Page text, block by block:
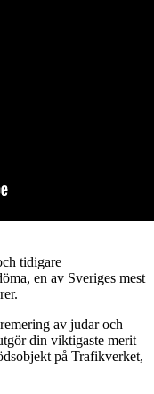
tidigare
en av Sveriges mest
av judar och
din viktigaste merit
på Trafikverket,